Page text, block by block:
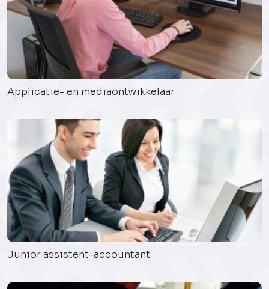
Applicatie- en mediaontwikkelaar
Junior assistent-accountant